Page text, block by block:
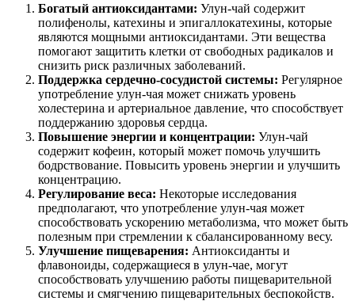
Богатый антиоксидантами: Улун-чай содержит
полифенолы, катехины и эпигаллокатехины, которые
являются мощными антиоксидантами. Эти вещества
помогают защитить клетки от свободных радикалов и
снизить риск различных заболеваний.
Поддержка сердечно-сосудистой системы: Регулярное
употребление улун-чая может снижать уровень
холестерина и артериальное давление, что способствует
поддержанию здоровья сердца.
Повышение энергии и концентрации: Улун-чай
содержит кофеин, который может помочь улучшить
бодрствование. Повысить уровень энергии и улучшить
концентрацию.
Регулирование веса: Некоторые исследования
предполагают, что употребление улун-чая может
способствовать ускорению метаболизма, что может быть
полезным при стремлении к сбалансированному весу.
Улучшение пищеварения: Антиоксиданты и
флавоноиды, содержащиеся в улун-чае, могут
способствовать улучшению работы пищеварительной
системы и смягчению пищеварительных беспокойств.